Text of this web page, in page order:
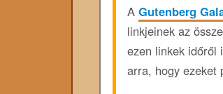
AGutenberg
linkjeinek az
ezen linkek időről
arra, hogy ezeket